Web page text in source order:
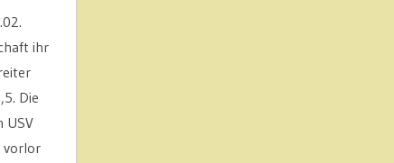
ihr
Die
USV
vorlor